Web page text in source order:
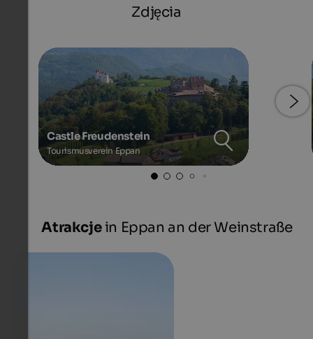
Zdjęcia
Castle Freudenstein
Tourismusverein Eppan
Atrakcjein Eppan an der Weinstraße